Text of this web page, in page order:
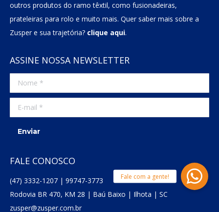
outros produtos do ramo têxtil, como fusionadeiras,
prateleiras para rolo e muito mais. Quer saber mais sobre a
Zusper e sua trajetória? clique aqui.
ASSINE NOSSA NEWSLETTER
Nome *
E-mail *
Enviar
FALE CONOSCO
(47) 3332-1207 | 99747-3773
Rodovia BR 470, KM 28 | Baú Baixo | Ilhota | SC
zusper@zusper.com.br